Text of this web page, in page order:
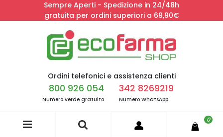
Sempre Aperti - Spedizione in 24/48h
gratuita per ordini superiori a 69,90€
Ordini telefonici e assistenza clienti
800 926 054
Numero verde gratuito
342 8269219
Numero WhatsApp
0